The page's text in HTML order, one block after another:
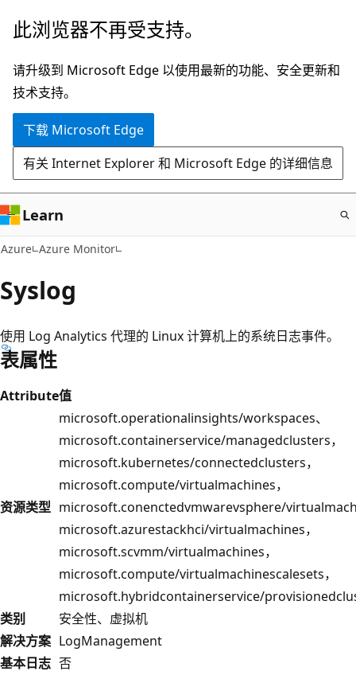
跳
主
要
内
此浏览器不再受支持。
请升级到 Microsoft Edge 以使用最新的功能、安全更新和
技术支持。
下载 Microsoft Edge
有关 Internet Explorer 和 Microsoft Edge 的详细信息
Learn
Azure Azure Monitor
Syslog
使用 Log Analytics 代理的 Linux 计算机上的系统日志事件。
表属性
Attribute值
资源类型
microsoft.operationalinsights/workspaces、
microsoft.containerservice/managedclusters，
microsoft.kubernetes/connectedclusters，
microsoft.compute/virtualmachines，
microsoft.conenctedvmwarevsphere/
microsoft.azurestackhci/virtualmachines，
microsoft.scvmm/virtualmachines，
microsoft.compute/virtualmachinescalesets，
microsoft.hybridcontainerservice/
类别
安全性、虚拟机
解决方案 LogManagement
基本日志 否